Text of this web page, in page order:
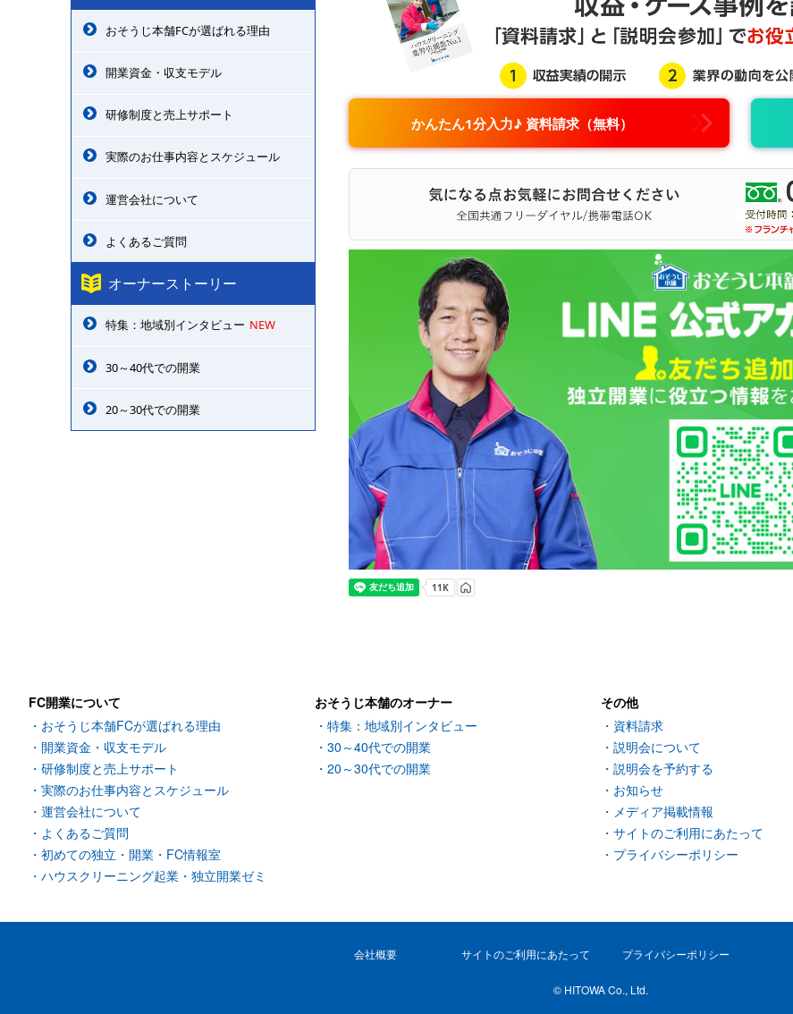
おそうじ本舗FCが選ばれる理由
開業資金・収支モデル
研修制度と売上サポート
実際のお仕事内容とスケジュール
運営会社について
よくあるご質問
オーナーストーリー
特集：地域別インタビュー NEW
30～40代での開業
20～30代での開業
かんたん1分入力♪ 資料請求（無料）
FC開業について
おそうじ本舗FCが選ばれる理由
開業資金・収支モデル
研修制度と売上サポート
実際のお仕事内容とスケジュール
運営会社について
よくあるご質問
初めての独立・開業・FC情報室
ハウスクリーニング起業・独立開業ゼミ
おそうじ本舗のオーナー
特集：地域別インタビュー
30～40代での開業
20～30代での開業
その他
資料請求
説明会について
説明会を予約する
お知らせ
メディア掲載情報
サイトのご利用にあたって
プライバシーポリシー
会社概要 サイトのご利用にあたって プライバシーポリシー
© HITOWA Co., Ltd.